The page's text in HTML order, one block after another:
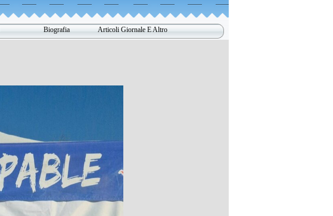
▼
Biografia ▼
Articoli Giornale E Altro